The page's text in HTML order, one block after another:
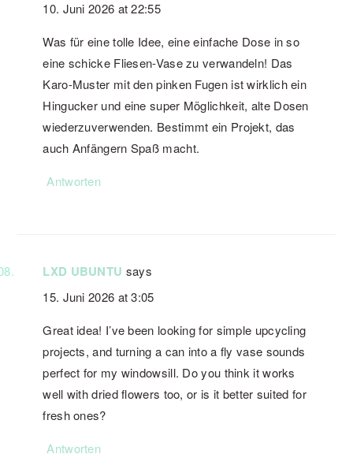
10. Juni 2026 at 22:55
Was für eine tolle Idee, eine einfache Dose in so
eine schicke Fliesen-Vase zu verwandeln! Das
Karo-Muster mit den pinken Fugen ist wirklich ein
Hingucker und eine super Möglichkeit, alte Dosen
wiederzuverwenden. Bestimmt ein Projekt, das
auch Anfängern Spaß macht.
Antworten
LXD UBUNTU says
15. Juni 2026 at 3:05
Great idea! I’ve been looking for simple upcycling
projects, and turning a can into a fly vase sounds
perfect for my windowsill. Do you think it works
well with dried flowers too, or is it better suited for
fresh ones?
Antworten